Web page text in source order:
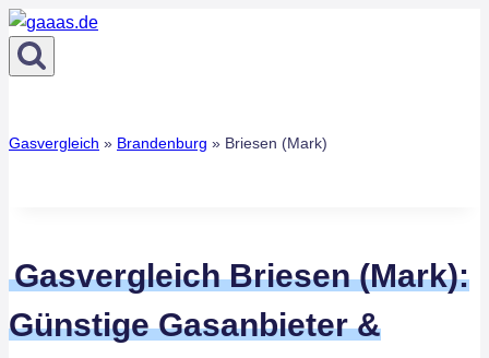
Zum
Inhalt
springen
Gasvergleich » Brandenburg » Briesen (Mark)
Gasvergleich Briesen (Mark):
Günstige Gasanbieter &